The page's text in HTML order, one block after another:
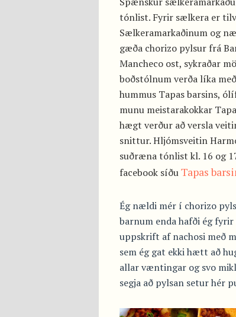
tónlist. Fyrir sælkera er
Sælkeramarkaðinum og
gæða chorizo pylsur frá
Mancheco ost, sykraðar
boðstólnum verða líka
hummus Tapas barsins,
munu meistarakokkar
hægt verður að versla
snittur. Hljómsveitin
suðræna tónlist kl. 16 og
facebook síðuTapas
Ég nældi mér í chorizo
barnum enda hafði ég
uppskrift af nachosi með
sem ég gat ekki hætt að
allar væntingar og svo
segja að pylsan setur hér